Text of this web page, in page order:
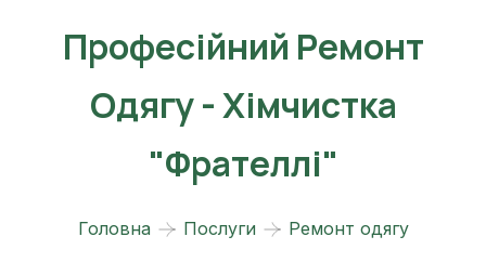
Професійний Ремонт
Одягу - Хімчистка
"Фрателлі"
Головна Послуги Ремонт одягу